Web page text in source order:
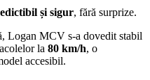
și sigur, fără surprize.
Logan MCV s-a dovedit stabil
la 80 km/h, o
accesibil.